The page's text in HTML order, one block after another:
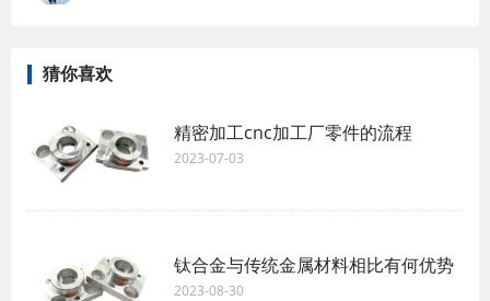
猜你喜欢
精密加工cnc加工厂零件的流程
2023-07-03
钛合金与传统金属材料相比有何优势
2023-08-30